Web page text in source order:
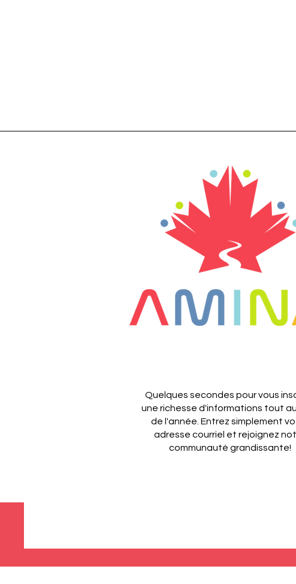
Quelques secondes pour vous
une richesse d'informations tout
de l'année. Entrez simplement
adresse courriel et rejoignez
communauté grandissante!